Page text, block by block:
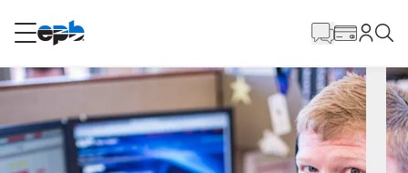
RESIDENCIAL
Internet
principal